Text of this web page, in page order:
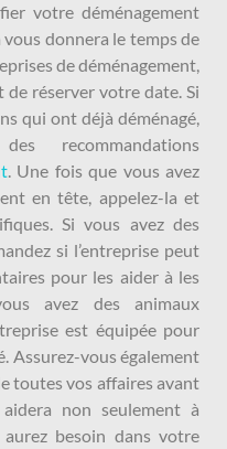
votre déménagement
vous donnera le temps de
de déménagement,
réserver votre date. Si
qui ont déjà déménagé,
recommandations
. Une fois que vous avez
en tête, appelez-la et
Si vous avez des
si l’entreprise peut
pour les aider à les
avez des animaux
est équipée pour
Assurez-vous également
toutes vos affaires avant
non seulement à
aurez besoin dans votre